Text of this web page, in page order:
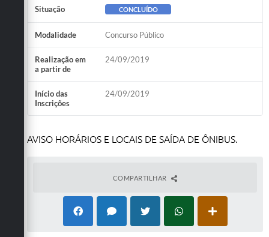
Situação CONCLUÍDO
Modalidade Concurso Público
Realização em
a partir de
24/09/2019
Início das
Inscrições
24/09/2019
AVISO HORÁRIOS E LOCAIS DE SAÍDA DE ÔNIBUS.
COMPARTILHAR